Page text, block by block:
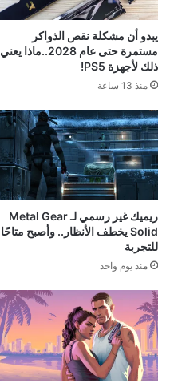
يبدو أن مشكلة نقص الذواكر
مستمرة حتى عام 2028..ماذا يعني
ذلك لأجهزة PS5!
منذ 13 ساعة
ريميك غير رسمي لـ Metal Gear
Solid يخطف الأنظار.. وأصبح متاحًا
للتجربة
منذ يوم واحد